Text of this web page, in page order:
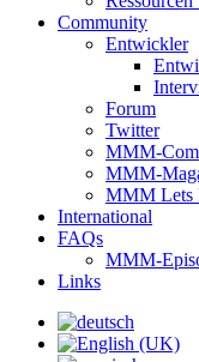
Community
Entwickler
Forum
Twitter
MMM-
MMM-
MMM Lets
International
FAQs
MMM-
Links